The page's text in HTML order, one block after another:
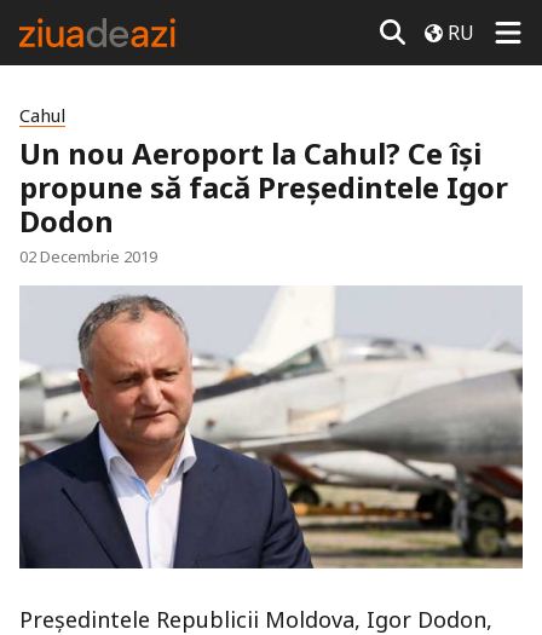
RU
Cahul
Un nou Aeroport la Cahul? Ce își
propune să facă Președintele Igor
Dodon
02 Decembrie 2019
Președintele Republicii Moldova, Igor Dodon,